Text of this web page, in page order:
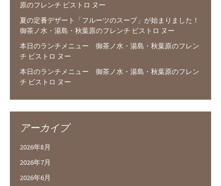
原のフレンチ ビストロ ヌー
夏の定番デザート「フルーツのスープ」が始まりました！
御茶ノ水・湯島・秋葉原のフレンチ ビストロ ヌー
本日のランチメニュー 御茶ノ水・湯島・秋葉原のフレン
チ ビストロ ヌー
本日のランチメニュー 御茶ノ水・湯島・秋葉原のフレン
チ ビストロ ヌー
アーカイブ
2026年8月
2026年7月
2026年6月